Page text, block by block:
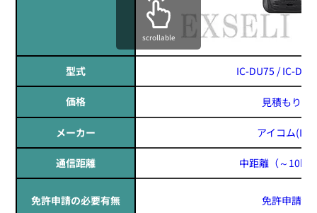
型式 IC-DU75 / IC-
価格 見積もりす
メーカー アイコム
通信距離 中距離（～10km
免許申請の必要有無 免許申請必
scrollable